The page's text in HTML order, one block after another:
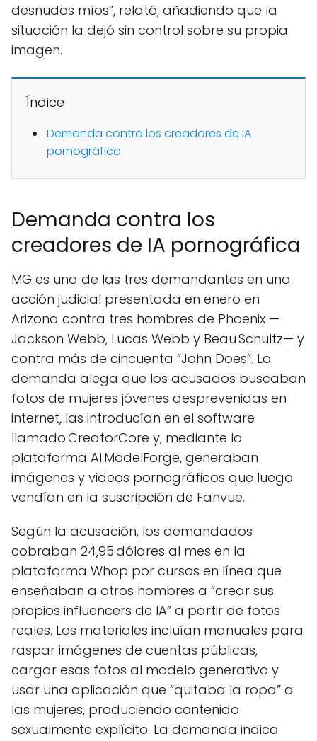
desnudos míos”, relató, añadiendo que la
situación la dejó sin control sobre su propia
imagen.
Índice
Demanda contra los creadores de IA
pornográfica
Demanda contra los
creadores de IA pornográfica
MG es una de las tres demandantes en una
acción judicial presentada en enero en
Arizona contra tres hombres de Phoenix —
Jackson Webb, Lucas Webb y Beau Schultz— y
contra más de cincuenta “John Does”. La
demanda alega que los acusados buscaban
fotos de mujeres jóvenes desprevenidas en
internet, las introducían en el software
llamado CreatorCore y, mediante la
plataforma AI ModelForge, generaban
imágenes y videos pornográficos que luego
vendían en la suscripción de Fanvue.
Según la acusación, los demandados
cobraban 24,95 dólares al mes en la
plataforma Whop por cursos en línea que
enseñaban a otros hombres a “crear sus
propios influencers de IA” a partir de fotos
reales. Los materiales incluían manuales para
raspar imágenes de cuentas públicas,
cargar esas fotos al modelo generativo y
usar una aplicación que “quitaba la ropa” a
las mujeres, produciendo contenido
sexualmente explícito. La demanda indica